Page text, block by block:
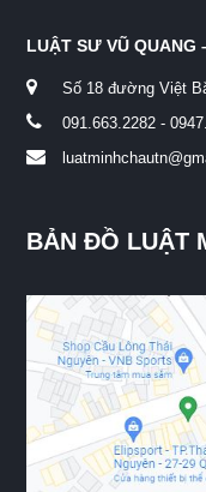
LUẬT SƯ VŨ QUANG
Số 18 đường Việt
091.663.2282 -
BẢN ĐỒ LUẬT